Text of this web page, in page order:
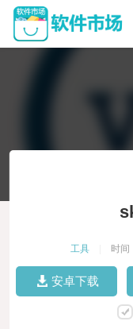
工具 时间
安卓下载